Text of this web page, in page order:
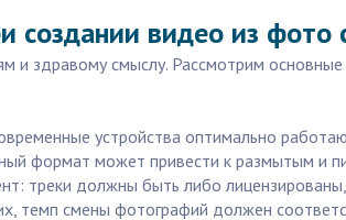
создании видео из фото
и здравому смыслу. Рассмотрим
устройства оптимально
формат может привести к размытым и
треки должны быть либо
темп смены фотографий должен